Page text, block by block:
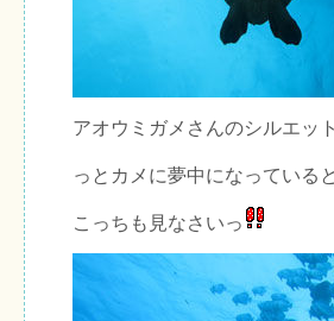
アオウミガメさんのシルエッ
っとカメに夢中になっている
こっちも見なさいっ